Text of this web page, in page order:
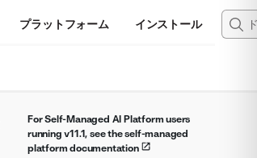
プラットフォーム インストール
For Self-Managed AI Platform users
running v11.1, see the self-managed
platform documentation